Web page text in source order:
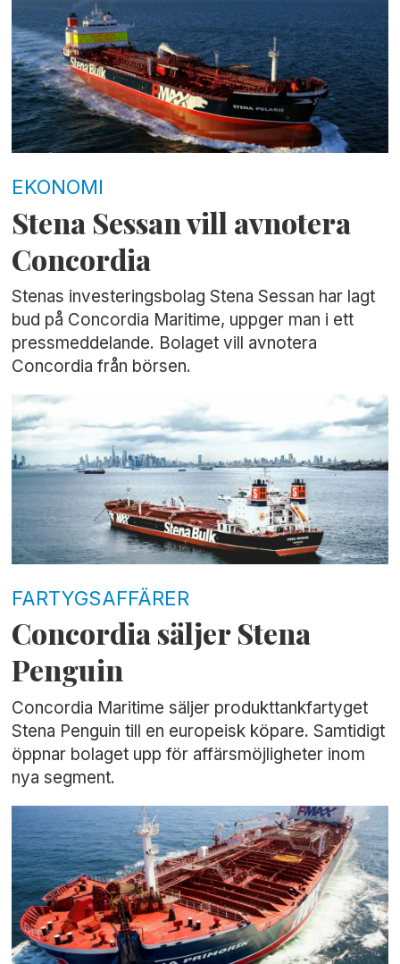
EKONOMI
Stena Sessan vill avnotera
Concordia
Stenas investeringsbolag Stena Sessan har lagt
bud på Concordia Maritime, uppger man i ett
pressmeddelande. Bolaget vill avnotera
Concordia från börsen.
FARTYGSAFFÄRER
Concordia säljer Stena
Penguin
Concordia Maritime säljer produkttankfartyget
Stena Penguin till en europeisk köpare. Samtidigt
öppnar bolaget upp för affärsmöjligheter inom
nya segment.